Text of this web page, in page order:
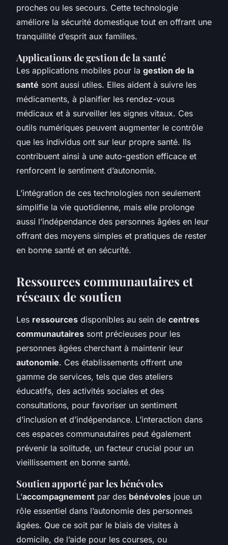
proches ou les secours. Cette technologie
améliore la sécurité domestique tout en offrant une
tranquillité d’esprit aux familles.
Applications de gestion de la santé
Les applications mobiles pour la gestion de la
santé sont aussi utiles. Elles aident à suivre les
médicaments, à planifier les rendez-vous
médicaux et à surveiller les signes vitaux. Ces
outils numériques peuvent augmenter le contrôle
que les individus ont sur leur propre santé. Ils
contribuent ainsi à une auto-gestion efficace et
renforcent le sentiment d’autonomie.
L’intégration de ces technologies non seulement
simplifie la vie quotidienne, mais elle prolonge
aussi l’indépendance des personnes âgées en leur
offrant des moyens simples et pratiques de rester
en bonne santé et en sécurité.
Ressources communautaires et
réseaux de soutien
Les ressources disponibles au sein de centres
communautaires sont précieuses pour les
personnes âgées cherchant à maintenir leur
autonomie. Ces établissements offrent une
gamme de services, tels que des ateliers
éducatifs, des activités sociales et des
consultations, pour favoriser un sentiment
d’inclusion et d’indépendance. L’interaction dans
ces espaces communautaires peut également
prévenir la solitude, un facteur crucial pour un
vieillissement en bonne santé.
Soutien apporté par les bénévoles
L’accompagnement par des bénévoles joue un
rôle essentiel dans l’autonomie des personnes
âgées. Que ce soit par le biais de visites à
domicile, de l’aide pour les courses, ou